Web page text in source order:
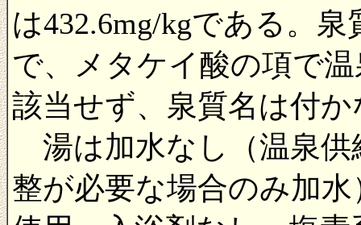
は432.6mg/kgである。
で、メタケイ酸の項で
該当せず、泉質名は付か
湯は加水なし（温泉供
整が必要な場合のみ加